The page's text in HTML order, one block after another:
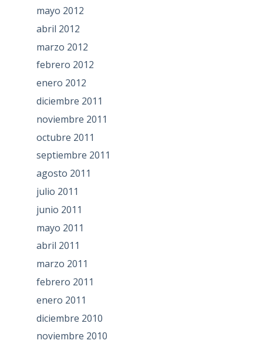
mayo 2012
abril 2012
marzo 2012
febrero 2012
enero 2012
diciembre 2011
noviembre 2011
octubre 2011
septiembre 2011
agosto 2011
julio 2011
junio 2011
mayo 2011
abril 2011
marzo 2011
febrero 2011
enero 2011
diciembre 2010
noviembre 2010